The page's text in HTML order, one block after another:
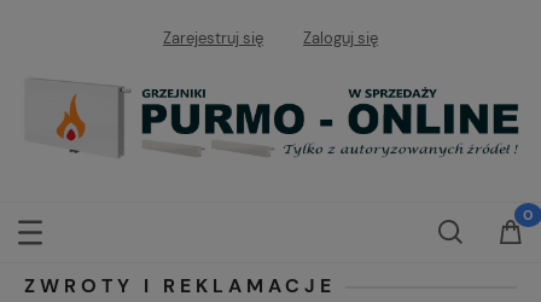
Zarejestruj się Zaloguj się
ZWROTY I REKLAMACJE